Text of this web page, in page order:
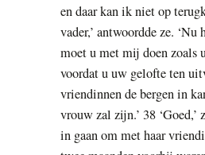
en daar kan ik niet op
vader,’ antwoordde ze.
moet u met mij doen zoals
voordat u uw gelofte ten
vriendinnen de bergen in
vrouw zal zijn.’ 38
in gaan om met haar